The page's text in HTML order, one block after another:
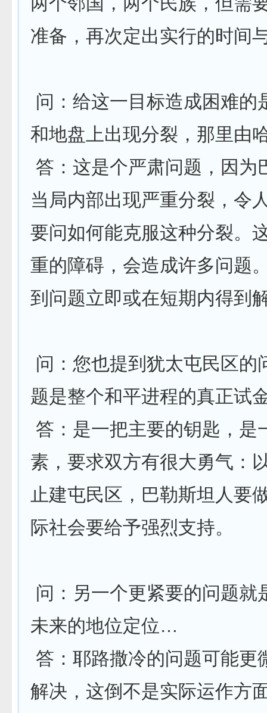
准备，再次定出实行的时间
问：给这一目标造成困难的
和地盘上出现分裂，那里由
答：这是个严肃问题，因为
当局内部出现严重分裂，令
要问如何能克服这种分裂。
重的障碍，会造成许多问题
到问题立即或在短期内得到
问：您也提到犹太屯民区的
题是整个和平进程的真正试
答：是一把主要的钥匙，是
素，要求双方有很大勇气：
止建屯民区，巴勒斯坦人要
际社会要给予强烈支持。
问：另一个更紧要的问题就
未来的地位定位…
答：耶路撒冷的问题可能更
解决，这倒不是实际运作方